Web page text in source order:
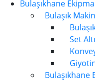
Bulaşıkhane
Bulaşık
Set
Bulaşıkhane